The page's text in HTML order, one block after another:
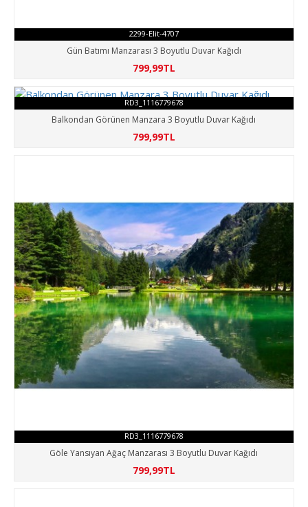
2299-Elit-4707
Gün Batımı Manzarası 3 Boyutlu Duvar Kağıdı
799,99TL
RD3_1116779678
Balkondan Görünen Manzara 3 Boyutlu Duvar Kağıdı
799,99TL
RD3_1116779678
Göle Yansıyan Ağaç Manzarası 3 Boyutlu Duvar Kağıdı
799,99TL